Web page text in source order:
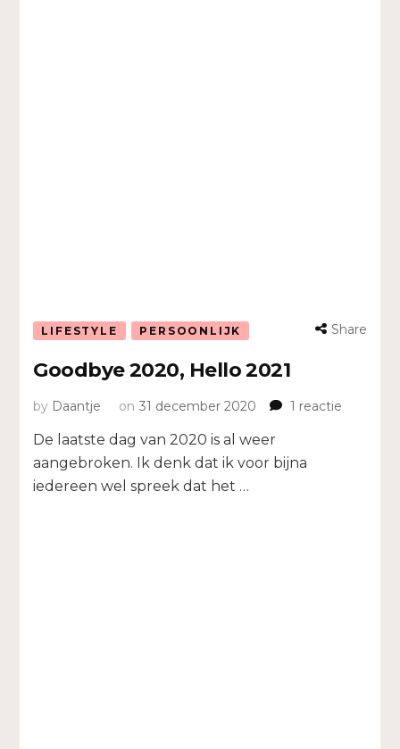
LIFESTYLE PERSOONLIJK Share
Goodbye 2020, Hello 2021
by Daantje on 31 december 2020 1 reactie
De laatste dag van 2020 is al weer
aangebroken. Ik denk dat ik voor bijna
iedereen wel spreek dat het …